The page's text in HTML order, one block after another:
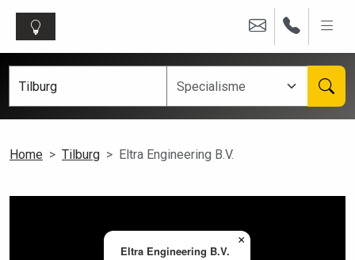
Home Tilburg Eltra Engineering B.V.
Eltra Engineering B.V.
×